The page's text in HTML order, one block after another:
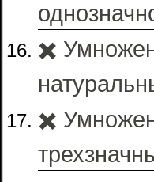
✖️
✖️